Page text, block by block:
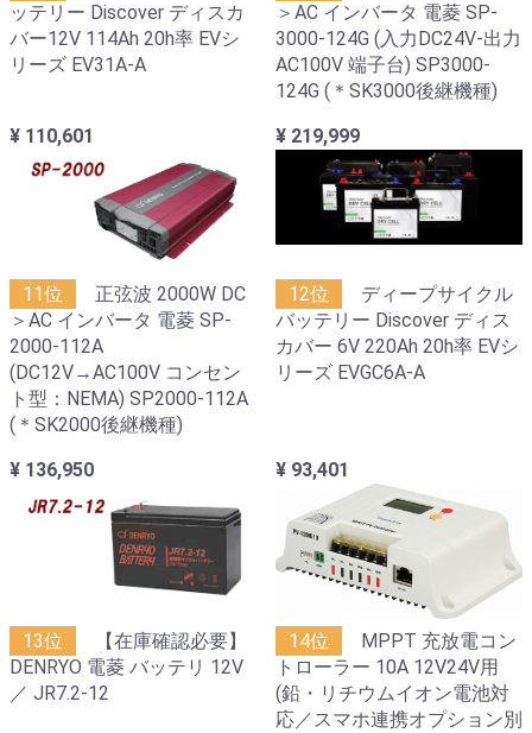
ッテリー Discover ディスカ
バー12V 114Ah 20h率 EVシ
リーズ EV31A-A
¥ 110,601
＞AC インバータ 電菱 SP-
3000-124G (入力DC24V-出力
AC100V 端子台) SP3000-
124G (＊SK3000後継機種)
¥ 219,999
11位
正弦波 2000W DC
＞AC インバータ 電菱 SP-
2000-112A
(DC12V→AC100V コンセン
ト型：NEMA) SP2000-112A
(＊SK2000後継機種)
¥ 136,950
12位
ディープサイクル
バッテリー Discover ディス
カバー 6V 220Ah 20h率 EVシ
リーズ EVGC6A-A
¥ 93,401
13位
【在庫確認必要】
DENRYO 電菱 バッテリ 12V
／ JR7.2-12
14位
MPPT 充放電コン
トローラー 10A 12V24V用
(鉛・リチウムイオン電池対
応／スマホ連携オプション別